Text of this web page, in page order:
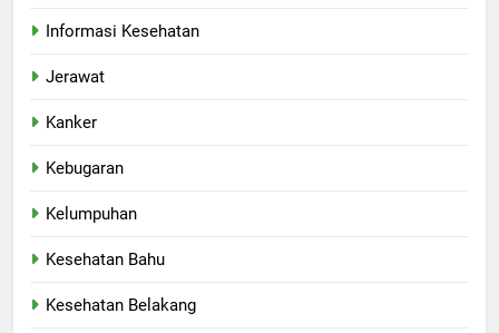
Informasi Kesehatan
Jerawat
Kanker
Kebugaran
Kelumpuhan
Kesehatan Bahu
Kesehatan Belakang